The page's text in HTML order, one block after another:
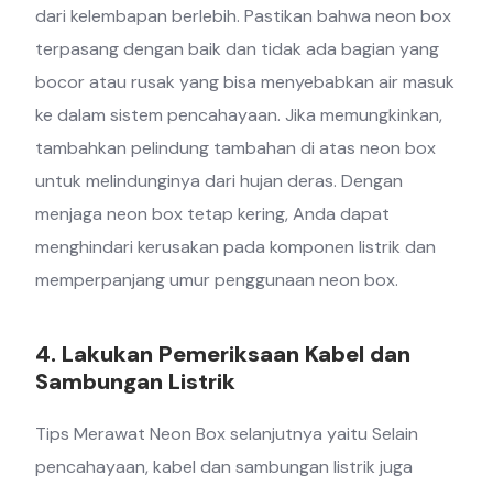
dari kelembapan berlebih. Pastikan bahwa neon box
terpasang dengan baik dan tidak ada bagian yang
bocor atau rusak yang bisa menyebabkan air masuk
ke dalam sistem pencahayaan. Jika memungkinkan,
tambahkan pelindung tambahan di atas neon box
untuk melindunginya dari hujan deras. Dengan
menjaga neon box tetap kering, Anda dapat
menghindari kerusakan pada komponen listrik dan
memperpanjang umur penggunaan neon box.
4. Lakukan Pemeriksaan Kabel dan
Sambungan Listrik
Tips Merawat Neon Box selanjutnya yaitu Selain
pencahayaan, kabel dan sambungan listrik juga